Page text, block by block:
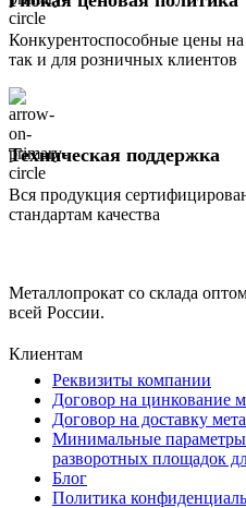
Конкурентоспособные цены
так и для розничных клиентов
Техническая поддержка
Вся продукция
стандартам качества
Металлопрокат со склада
всей России.
Клиентам
Реквизиты компании
Договор на цинкование
Договор на доставку
Минимальные
разворотных площадок
Блог
Политика